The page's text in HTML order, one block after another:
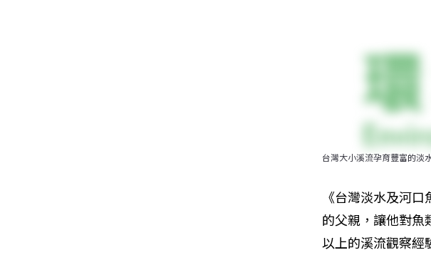
台灣大小溪流孕育豐富的淡
《台灣淡水及河
的父親，讓他對魚
以上的溪流觀察經